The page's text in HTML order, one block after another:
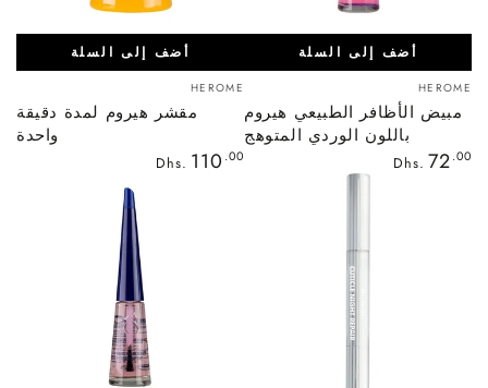
بائع:
HEROME
مبيض الأظافر الطبيعي هيروم
باللون الوردي المتوهج
العادي
Dhs. 72.00
أضف إلى السلة
بائع:
HEROME
مقشر هيروم لمدة دقيقة
واحدة
Dhs. 110 .00
أضف إلى السلة